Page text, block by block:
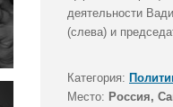
деятельности
(слева) и
Категория:
Место: Россия,